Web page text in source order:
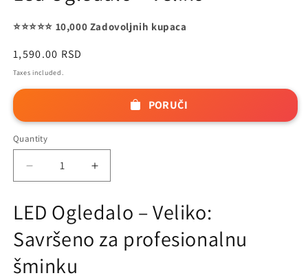
⭐️⭐️⭐️⭐️⭐️ 10,000 Zadovoljnih kupaca
Regular
price
1,590.00 RSD
Taxes included.
PORUČI
Quantity
Quantity
Decrease
quantity
Led
Ogledalo
–
veliko
Increase
quantity
Led
–
LED Ogledalo – Veliko:
Savršeno za profesionalnu
šminku